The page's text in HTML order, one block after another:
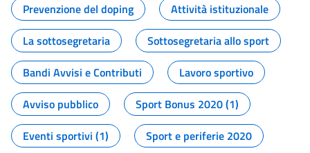
Prevenzione del doping
Attività istituzionale
La sottosegretaria
Sottosegretaria allo sport
Bandi Avvisi e Contributi
Lavoro sportivo
Avviso pubblico
Sport Bonus 2020 (1)
Eventi sportivi (1)
Sport e periferie 2020